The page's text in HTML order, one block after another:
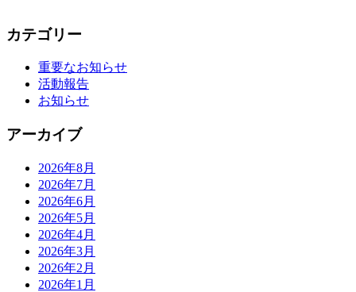
カテゴリー
重要なお知らせ
活動報告
お知らせ
アーカイブ
2026年8月
2026年7月
2026年6月
2026年5月
2026年4月
2026年3月
2026年2月
2026年1月